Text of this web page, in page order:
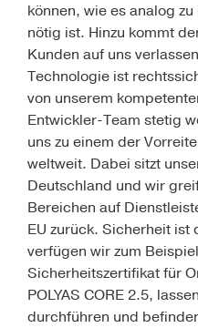
können, wie es analog
nötig ist. Hinzu kommt
Kunden auf uns
Technologie ist
von unserem
Entwickler-Team stetig
uns zu einem der
weltweit. Dabei sitzt
Deutschland und wir
Bereichen auf
EU zurück. Sicherheit ist
verfügen wir zum
Sicherheitszertifikat für
POLYAS CORE 2.5,
durchführen und